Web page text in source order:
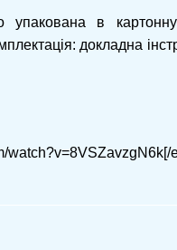
упакована в картонну
докладна
watch?v=8VSZavzgN6k[/